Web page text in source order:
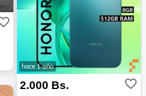
hace 1 año
2.000 Bs. favorite_border